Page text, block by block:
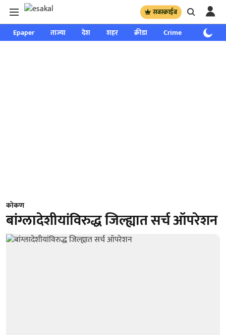
सबस्क्राईब
Epaper ताज्या देश शहर क्रीडा Crime साप्ताहिक
कोकण
बांग्लादेशीयांविरुद्ध जिल्ह्यात सर्च ऑपरेशन